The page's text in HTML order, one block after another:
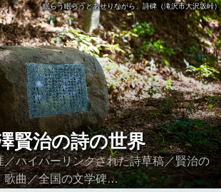
「眠らう眠らうとあせりながら」詩碑（滝沢市大沢坂峠）
賢治の詩の世界
／ハイパーリンクされた詩草稿／賢治の
歌曲／全国の文学碑…